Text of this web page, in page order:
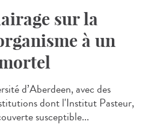
sur la
à un
d’Aberdeen, avec des
dont l'Institut Pasteur,
susceptible...